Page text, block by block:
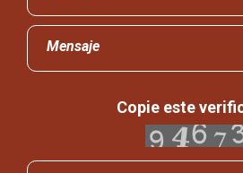
Mensaje
Copie este